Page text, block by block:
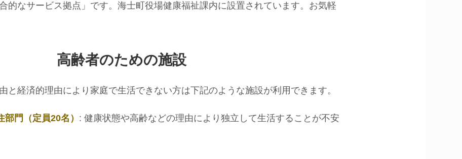
的なサービス拠点」です。海士町役場健康福祉課内に設置されています。お気軽
高齢者のための施設
と経済的理由により家庭で生活できない方は下記のような施設が利用できます。
門（定員20名） : 健康状態や高齢などの理由により独立して生活することが不安